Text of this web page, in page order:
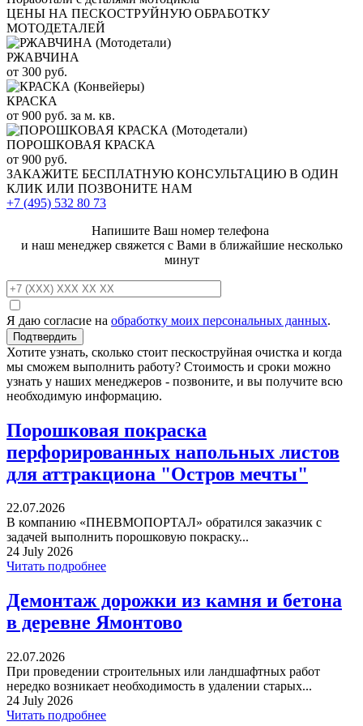
ЦЕНЫ НА ПЕСКОСТРУЙНУЮ ОБРАБОТКУ
МОТОДЕТАЛЕЙ
РЖАВЧИНА
от 300 руб.
КРАСКА
от 900 руб. за м. кв.
ПОРОШКОВАЯ КРАСКА
от 900 руб.
ЗАКАЖИТЕ БЕСПЛАТНУЮ КОНСУЛЬТАЦИЮ В ОДИН
КЛИК ИЛИ ПОЗВОНИТЕ НАМ
+7 (495) 532 80 73
Напишите Ваш номер телефона
и наш менеджер свяжется с Вами в ближайшие несколько
минут
Я даю согласие на обработку моих персональных данных.
Хотите узнать, сколько стоит пескоструйная очистка и когда
мы сможем выполнить работу? Стоимость и сроки можно
узнать у наших менеджеров - позвоните, и вы получите всю
необходимую информацию.
Порошковая покраска
перфорированных напольных листов
для аттракциона "Остров мечты"
22.07.2026
В компанию «ПНЕВМОПОРТАЛ» обратился заказчик с
задачей выполнить порошковую покраску...
24 July 2026
Читать подробнее
Демонтаж дорожки из камня и бетона
в деревне Ямонтово
22.07.2026
При проведении строительных или ландшафтных работ
нередко возникает необходимость в удалении старых...
24 July 2026
Читать подробнее